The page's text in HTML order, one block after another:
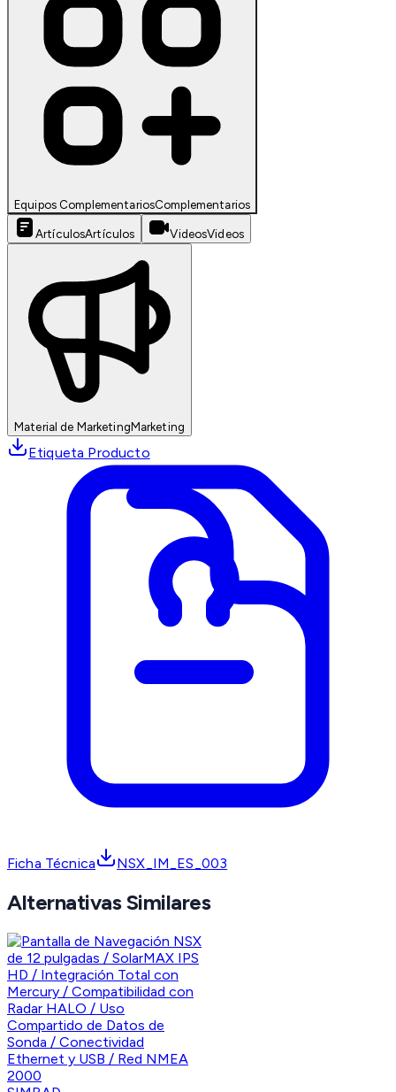
Equipos ComplementariosComplementarios
ArtículosArtículos VideosVideos
Material de MarketingMarketing
Etiqueta Producto
Ficha Técnica NSX_IM_ES_003
Alternativas Similares